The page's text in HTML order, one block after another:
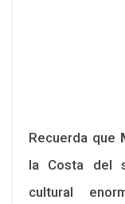
Recuerda que
la Costa del
cultural